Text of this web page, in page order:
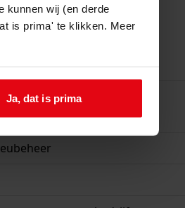
kunnen wij (en derde
is prima' te klikken. Meer
Ja, dat is prima